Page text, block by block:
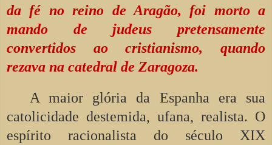
da fé no reino de Aragão, foi morto a
mando de judeus pretensamente
convertidos ao cristianismo, quando
rezava na catedral de Zaragoza.
A maior glória da Espanha era sua
catolicidade destemida, ufana, realista. O
espírito racionalista do século XIX